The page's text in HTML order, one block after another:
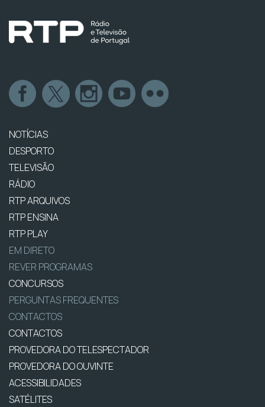
NOTÍCIAS
DESPORTO
TELEVISÃO
RÁDIO
RTP ARQUIVOS
RTP ENSINA
RTP PLAY
EM DIRETO
REVER PROGRAMAS
CONCURSOS
PERGUNTAS FREQUENTES
CONTACTOS
CONTACTOS
PROVEDORA DO TELESPECTADOR
PROVEDORA DO OUVINTE
ACESSIBILIDADES
SATÉLITES